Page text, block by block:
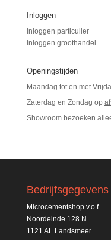
Inloggen
Inloggen particulier
Inloggen groothandel
Openingstijden
Maandag tot en met
Zaterdag en Zondag op
Showroom bezoeken
Bedrijfsgegevens
Microcementshop v.o.f.
Noordeinde 128 N
1121 AL Landsmeer